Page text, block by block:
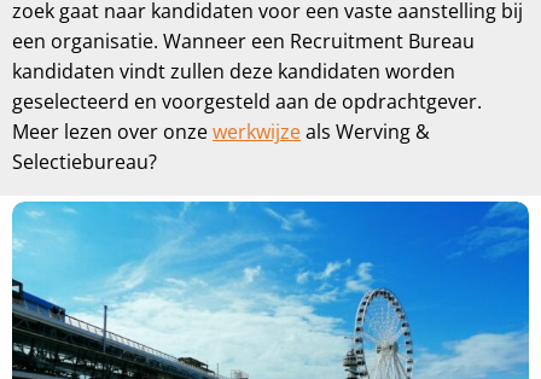
zoek gaat naar kandidaten voor een vaste aanstelling bij
een organisatie. Wanneer een Recruitment Bureau
kandidaten vindt zullen deze kandidaten worden
geselecteerd en voorgesteld aan de opdrachtgever.
Meer lezen over onzewerkwijzeals Werving &
Selectiebureau?